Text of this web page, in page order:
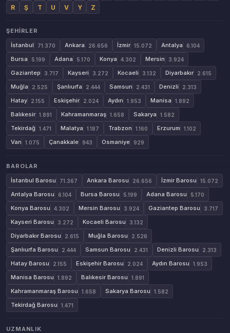
R
Ş T U V Y Z
ŞEHIRLER
İstanbul
71.370 Ankara 26.656 İzmir 15.072 Antalya 6.104
Bursa 5.199 Adana 5.170 Konya 4.302 Mersin 3.924
Gaziantep 3.717 Kayseri 3.272 Kocaeli 3.132 Diyarbakır 2.615
Muğla 2.525 Şanlıurfa 2.444 Samsun 2.431 Denizli 2.313
Hatay 2.155 Eskişehir 2.024 Aydın 1.953 Manisa 1.892
Balıkesir 1.891 Kahramanmaraş 1.658 Sakarya 1.582
Tekirdağ 1.471 Malatya 1.187 Trabzon 1.160 Erzurum 1.102
Van 1.075 Çanakkale 943 Osmaniye 929
BAROLAR
İstanbul Barosu
71.367 Ankara Barosu 26.656 İzmir Barosu 15.072
Antalya Barosu 6.104 Bursa Barosu 5.199 Adana Barosu 5.170
Konya Barosu 4.302 Mersin Barosu 3.924 Gaziantep Barosu 3.717
Kayseri Barosu 3.272 Kocaeli Barosu 3.132
Diyarbakır Barosu 2.615 Muğla Barosu 2.526
Şanlıurfa Barosu 2.444 Samsun Barosu 2.431 Denizli Barosu 2.313
Hatay Barosu 2.155 Eskişehir Barosu 2.024 Aydın Barosu 1.953
Manisa Barosu 1.892 Balıkesir Barosu 1.891
Kahramanmaraş Barosu 1.658 Sakarya Barosu 1.582
Tekirdağ Barosu 1.471
UZMANLIK